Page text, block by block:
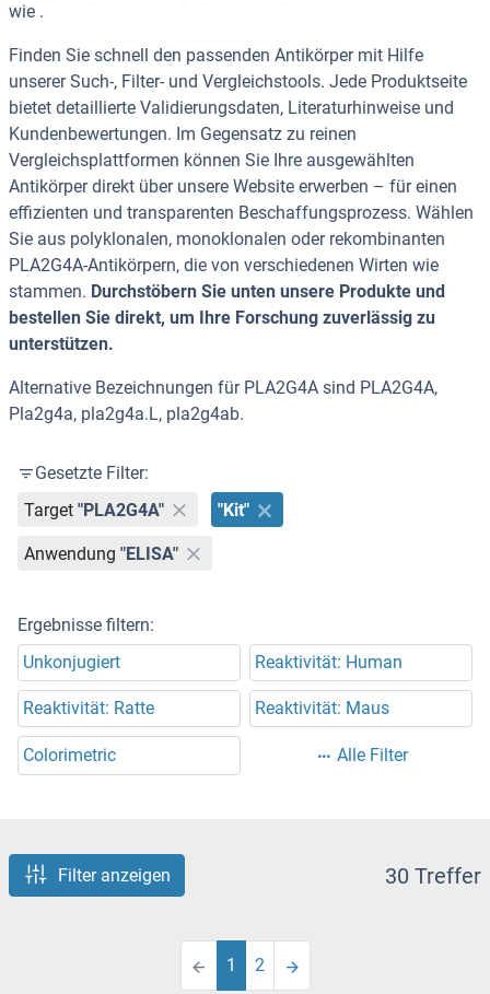
wie .
Finden Sie schnell den passenden Antikörper mit Hilfe
unserer Such-, Filter- und Vergleichstools. Jede Produktseite
bietet detaillierte Validierungsdaten, Literaturhinweise und
Kundenbewertungen. Im Gegensatz zu reinen
Vergleichsplattformen können Sie Ihre ausgewählten
Antikörper direkt über unsere Website erwerben – für einen
effizienten und transparenten Beschaffungsprozess. Wählen
Sie aus polyklonalen, monoklonalen oder rekombinanten
PLA2G4A-Antikörpern, die von verschiedenen Wirten wie
stammen. Durchstöbern Sie unten unsere Produkte und
bestellen Sie direkt, um Ihre Forschung zuverlässig zu
unterstützen.
Alternative Bezeichnungen für PLA2G4A sind PLA2G4A,
Pla2g4a, pla2g4a.L, pla2g4ab.
Gesetzte Filter:
Target "PLA2G4A" "Kit"
Anwendung "ELISA"
Ergebnisse filtern:
Unkonjugiert
Reaktivität: Human
Reaktivität: Ratte Reaktivität: Maus
Colorimetric Alle Filter
Filter anzeigen 30 Treffer
1 2